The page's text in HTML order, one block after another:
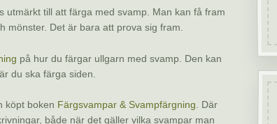
utmärkt till att färga med svamp. Man kan få fram
mönster. Det är bara att prova sig fram.
på hur du färgar ullgarn med svamp. Den kan
du ska färga siden.
köpt boken Färgsvampar & Svampfärgning. Där
både när det gäller vilka svampar man